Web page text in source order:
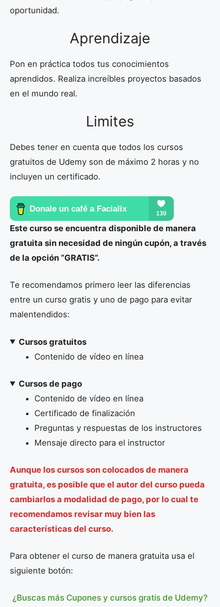
oportunidad.
Aprendizaje
Pon en práctica todos tus conocimientos
aprendidos. Realiza increíbles proyectos basados
en el mundo real.
Limites
Debes tener en cuenta que todos los cursos
gratuitos de Udemy son de máximo 2 horas y no
incluyen un certificado.
Este curso se encuentra disponible de manera
gratuita sin necesidad de ningún cupón, a través
de la opción “GRATIS”.
Te recomendamos primero leer las diferencias
entre un curso gratis y uno de pago para evitar
malentendidos:
Cursos gratuitos
Contenido de vídeo en línea
Cursos de pago
Contenido de vídeo en línea
Certificado de finalización
Preguntas y respuestas de los instructores
Mensaje directo para el instructor
Aunque los cursos son colocados de manera
gratuita, es posible que el autor del curso pueda
cambiarlos a modalidad de pago, por lo cual te
recomendamos revisar muy bien las
características del curso.
Para obtener el curso de manera gratuita usa el
siguiente botón:
¿Buscas más Cupones y cursos gratis de Udemy?